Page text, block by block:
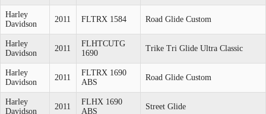
Harley
Davidson
2011 FLTRX 1584 Road Glide Custom
Harley
Davidson
2011
FLHTCUTG
1690
Trike Tri Glide Ultra Classic
Harley
Davidson
2011
FLTRX 1690
ABS
Road Glide Custom
Harley
Davidson
2011
FLHX 1690
ABS
Street Glide